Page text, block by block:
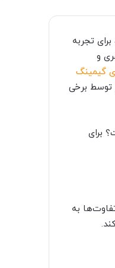
تجربه
و
گیمینگ
توسط برخی
برای
به